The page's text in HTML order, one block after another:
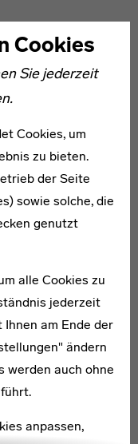
Cookies
Sie jederzeit
Cookies, um
zu bieten.
der Seite
sowie solche, die
genutzt
alle Cookies zu
jederzeit
am Ende der
ändern
werden auch ohne
anpassen,